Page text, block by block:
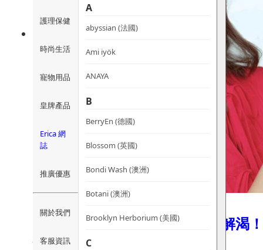
護理保健
時尚生活
寵物用品
皇牌產品
Erica 網
誌
推廣優惠
關於我們
客服資訊
A
abyssian (法國)
Ami iyök
ANAYA
B
BerryEn (德國)
Blossom (英國)
Bondi Wash (澳洲)
Botani (澳洲)
Brooklyn Herborium (美國)
C
【活膚教室】Cheers～為肌膚解渴
31/01/2022